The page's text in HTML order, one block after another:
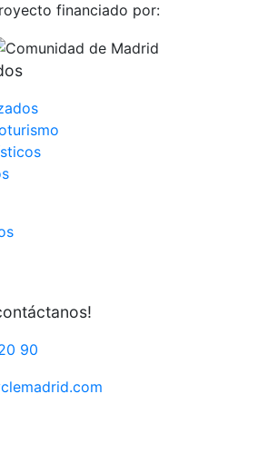
financiado por:
90